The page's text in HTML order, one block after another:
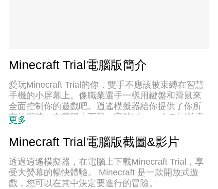
Minecraft Trial電腦版簡介
愛玩Minecraft Trial的你，雙手不應該被束縛在智慧
手機的小屏幕上。像職業選手一樣用鍵盤和滑鼠來
全面控制你的遊戲吧。逍遙模擬器給你提供了你所
有的期待。在電腦上下載、安裝Minecraft Trial並盡
的來電。全新的逍遙模擬器9是你在電腦上遊玩
Minecraft Trial的最佳選擇！我们用心準備，完美的
按鍵映射系統讓Minecraft Trial宛如電腦遊戲；我
們，用嫻熟的技術編程，逍遙多開器讓所有遊戲開
好開滿；獨一無二的虛擬化引擎釋放你電腦的全部
更多
Minecraft Trial電腦版截圖&影片
透過逍遙模擬器，在電腦上下載Minecraft Trial，享
受大熒幕的暢快體驗。 Minecraft 是一款開放式遊
戲，您可以在其中決定要進行的冒險。